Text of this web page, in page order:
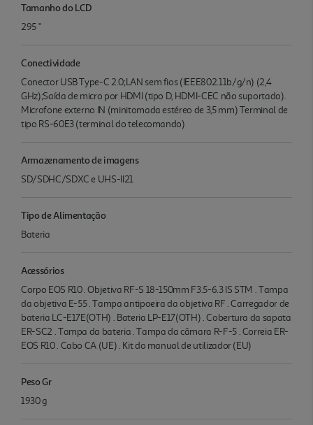
Tamanho do LCD
295 "
Conectividade
Conector USB Type-C 2.0;LAN sem fios (IEEE802.11b/g/n) (2,4
GHz);Saída de micro por HDMI (tipo D, HDMI-CEC não suportado).
Microfone externo IN (minitomada estéreo de 3,5 mm) Terminal de
tipo RS-60E3 (terminal do telecomando)
Armazenamento de imagens
SD/SDHC/SDXC e UHS-II21
Tipo de Alimentação
Bateria
Acessórios
Corpo EOS R10 . Objetiva RF-S 18-150mm F3.5-6.3 IS STM . Tampa
da objetiva E-55 . Tampa antipoeira da objetiva RF . Carregador de
bateria LC-E17E(OTH) . Bateria LP-E17(OTH) . Cobertura da sapata
ER-SC2 . Tampa da bateria . Tampa da câmara R-F-5 . Correia ER-
EOS R10 . Cabo CA (UE) . Kit do manual de utilizador (EU)
Peso Gr
1930 g